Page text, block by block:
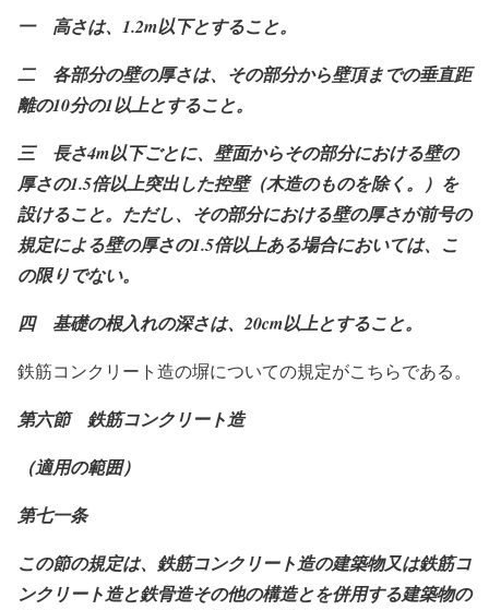
一 高さは、1.2m以下とすること。
二 各部分の壁の厚さは、その部分から壁頂までの垂直距
離の10分の1以上とすること。
三 長さ4m以下ごとに、壁面からその部分における壁の
厚さの1.5倍以上突出した控壁（木造のものを除く。）を
設けること。ただし、その部分における壁の厚さが前号の
規定による壁の厚さの1.5倍以上ある場合においては、こ
の限りでない。
四 基礎の根入れの深さは、20cm以上とすること。
鉄筋コンクリート造の塀についての規定がこちらである。
第六節 鉄筋コンクリート造
（適用の範囲）
第七一条
この節の規定は、鉄筋コンクリート造の建築物又は鉄筋コ
ンクリート造と鉄骨造その他の構造とを併用する建築物の